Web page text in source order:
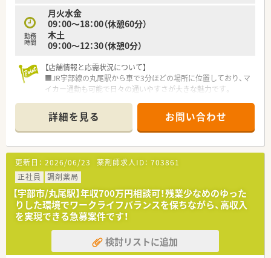
り、これから資格取得を目指す方への支援も行っています。
勤務
時間
月火水金
09：00～18：00（休憩60分）
木土
09：00～12：30（休憩0分）
【店舗情報と応需状況について】
■JR宇部線の丸尾駅から車で3分ほどの場所に位置しており、マ
イカー通勤も可能で日々の通いやすさが大きな魅力です。
平均36枚の処方箋を受け付けており、経験が積めます。
■現在は常勤2名とパート1名の薬剤師に事務2名の体制で運営
しており、一人ひとりがゆとりを持って業務に取り組めます。
【募集背景と求める人物像について】
■今回は欠員補充に伴う募集のため、即戦力として活躍できる方
はもちろん、地域医療に貢献したい意欲のある方を急募していま
す。
■性別や年齢は一切問いませんので、周囲のスタッフと円滑なコ
ミュニケーションを取りながら誠実に働ける方を求めていま
す。
■調剤未経験やブランクのある方もまずは相談が可能で、現場ス
タッフが丁寧に指導を行うため安心して再スタートできます。
詳細を見る お問い合わせ
更新日： 2026/06/23 薬剤師求人ID： 703861
正社員
調剤薬局
【宇部市/丸尾駅】年収700万円相談可！残業少なめのゆった
りした環境でワークライフバランスを保ちながら、高収入
を実現できる急募案件です！
検討リストに追加